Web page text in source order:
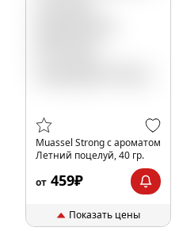
Muassel Strong с ароматом
Летний поцелуй, 40 гр.
от 459₽
Показать цены